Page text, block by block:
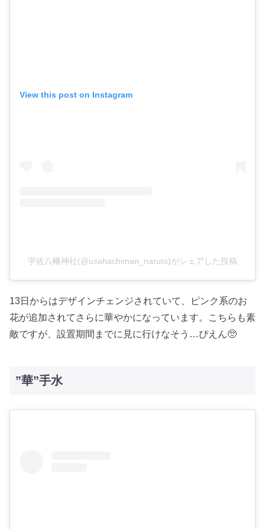
View this post on Instagram
宇佐八幡神社(@usahachiman_naruto)がシェアした投稿
13日からはデザインチェンジされていて、ピンク系のお
花が追加されてさらに華やかになっています。こちらも素
敵ですが、設置期間までに見に行けなそう…ぴえん🥺
”華”手水